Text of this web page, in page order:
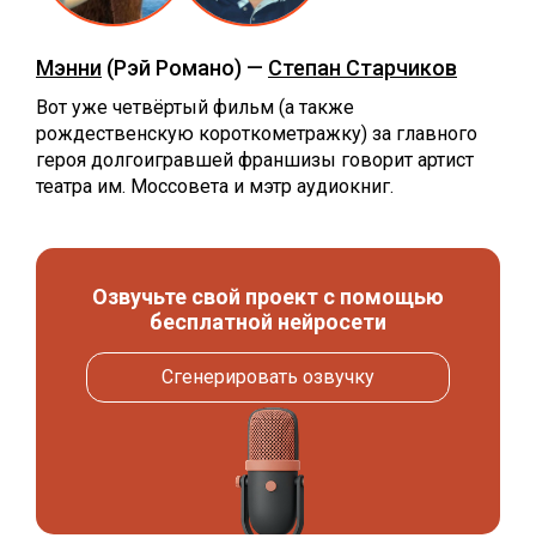
Мэнни (Рэй Романо) — Степан Старчиков
Вот уже четвёртый фильм (а также
рождественскую короткометражку) за главного
героя долгоигравшей франшизы говорит артист
театра им. Моссовета и мэтр аудиокниг.
Озвучьте свой проект с помощью
бесплатной нейросети
Сгенерировать озвучку